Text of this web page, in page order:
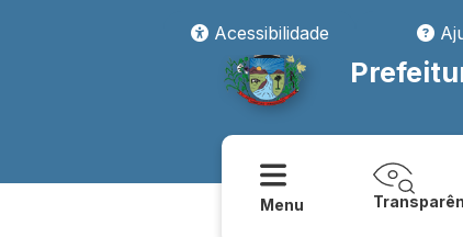
Acessibilidade
Menu